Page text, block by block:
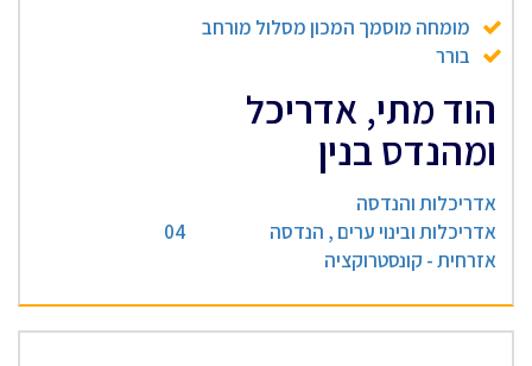
מומחה מוסמך המכון מסלול מורחב
בורר
הוד מתי, אדריכל
ומהנדס בנין
אדריכלות והנדסה
אדריכלות ובינוי ערים , הנדסה
אזרחית - קונסטרוקציה
04